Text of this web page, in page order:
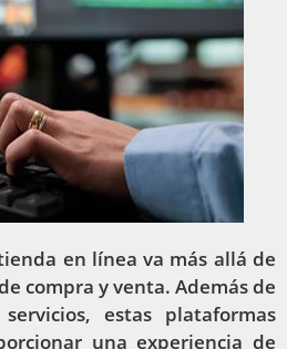
en línea va más allá de
compra y venta. Además de
estas plataformas
una experiencia de